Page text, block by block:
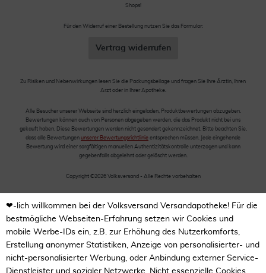
Shops!
Für den Widerruf einer Bestellung nutzen Sie das Formular:
Vertrag widerrufen
Zu Risiken und Nebenwirkungen lesen Sie die Packungsbeilage und fragen Sie Ihre Ärztin, Ihren
Arzt oder in Ihrer Apotheke.
Alle Besucher unserer Webseite sind herzlich eingeladen, Produktbewertungen abzugeben.
Bewertungen können auch von Personen abgegeben werden, die das Produkt nicht bei uns
gekauft haben. Diese Bewertungen werden nicht gesondert gekennzeichnet. Bitte beachten Sie,
dass alle Bewertungen unserer Bewertungsrichtlinie entsprechen müssen. Jede eingehende
Bewertung wird einer sorgfältigen manuellen Authentizitätskontrolle unterzogen und kann
gegebenfalls abgelehnt oder gelöscht werden.
Copyright ©2026 Volksversand - Alle Rechte vorbehalten
❤-lich willkommen bei der Volksversand Versandapotheke! Für die
bestmögliche Webseiten-Erfahrung setzen wir Cookies und
mobile Werbe-IDs ein, z.B. zur Erhöhung des Nutzerkomforts,
Erstellung anonymer Statistiken, Anzeige von personalisierter- und
nicht-personalisierter Werbung, oder Anbindung externer Service-
Dienstleister und sozialer Netzwerke. Nicht essenzielle Cookies